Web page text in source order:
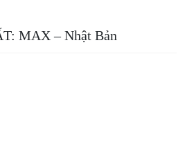
MAX – Nhật Bản